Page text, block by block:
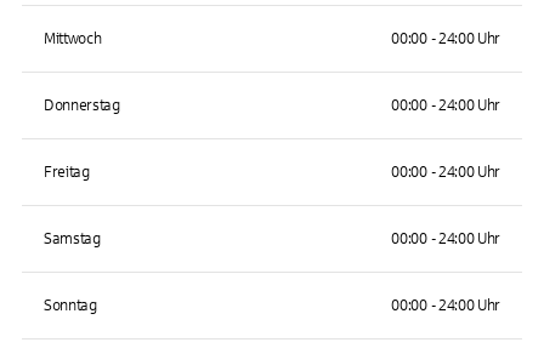
Mittwoch 00:00 - 24:00 Uhr
Donnerstag 00:00 - 24:00 Uhr
Freitag 00:00 - 24:00 Uhr
Samstag 00:00 - 24:00 Uhr
Sonntag 00:00 - 24:00 Uhr